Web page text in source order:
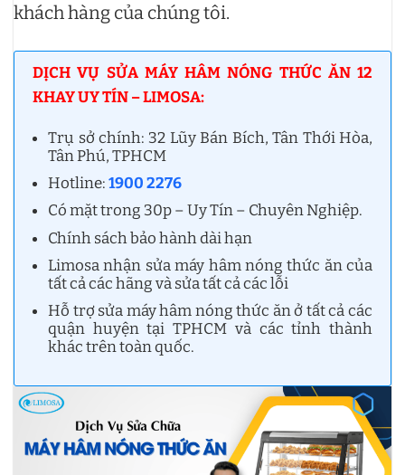
khách hàng của chúng tôi.
DỊCH VỤ SỬA MÁY HÂM NÓNG THỨC ĂN 12
KHAY UY TÍN – LIMOSA:
Trụ sở chính: 32 Lũy Bán Bích, Tân Thới Hòa,
Tân Phú, TPHCM
Hotline:1900 2276
Có mặt trong 30p – Uy Tín – Chuyên Nghiệp.
Chính sách bảo hành dài hạn
Limosa nhận sửa máy hâm nóng thức ăn của
tất cả các hãng và sửa tất cả các lỗi
Hỗ trợ sửa máy hâm nóng thức ăn ở tất cả các
quận huyện tại TPHCM và các tỉnh thành
khác trên toàn quốc.